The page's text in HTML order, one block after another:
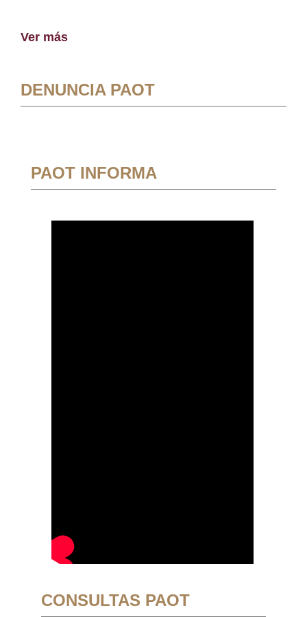
Ver más
DENUNCIA PAOT
PAOT INFORMA
CONSULTAS PAOT